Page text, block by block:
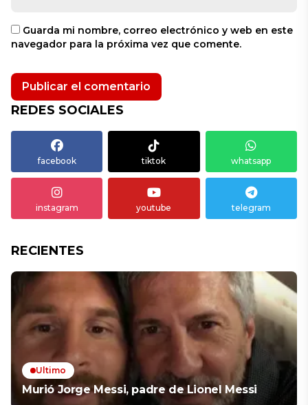
Guarda mi nombre, correo electrónico y web en este
navegador para la próxima vez que comente.
REDES SOCIALES
facebook tiktok whatsapp
instagram youtube telegram
RECIENTES
Ultimo
Murió Jorge Messi, padre de Lionel Messi